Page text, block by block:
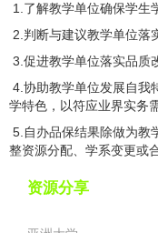
1.了解教学单位确保学生
2.判断与建议教学单位落
3.促进教学单位落实品质
4.协助教学单位发展自我
学特色，以符应业界实务
5.自办品保结果除做为教
整资源分配、学系变更或
资源分享